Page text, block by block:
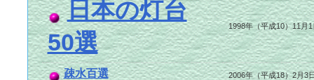
日本の灯台
50選
1998年（平成10）11月
疎水百選 2006年（平成18）2月3